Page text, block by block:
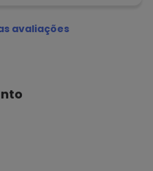
avaliações